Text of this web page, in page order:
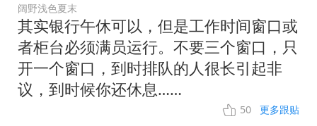
阔野浅色夏末
其实银行午休可以，但是工作时间窗口或
者柜台必须满员运行。不要三个窗口，只
开一个窗口，到时排队的人很长引起非
议，到时候你还休息……
50 更多跟贴